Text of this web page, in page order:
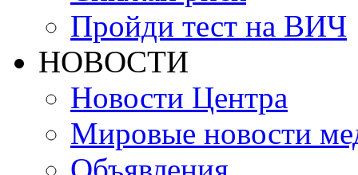
Пройди тест на ВИЧ
НОВОСТИ
Новости Центра
Мировые новости